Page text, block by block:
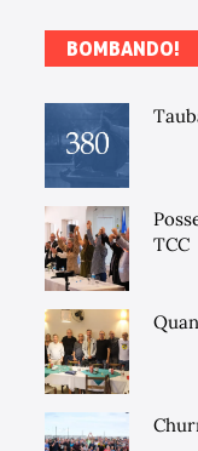
BOMBANDO!
TCC